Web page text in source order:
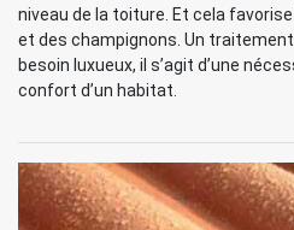
niveau de la toiture. Et cela
et des champignons. Un traitement
besoin luxueux, il s’agit d’une
confort d’un habitat.